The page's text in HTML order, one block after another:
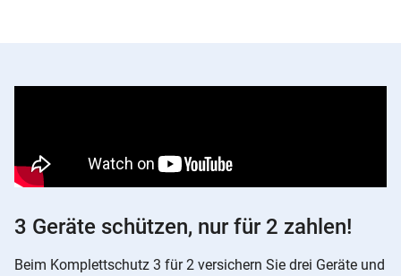
3 Geräte schützen, nur für 2 zahlen!
Beim Komplettschutz 3 für 2 versichern Sie drei Geräte und